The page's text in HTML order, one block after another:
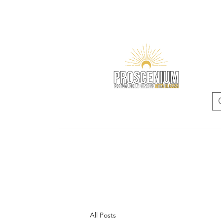
All Posts